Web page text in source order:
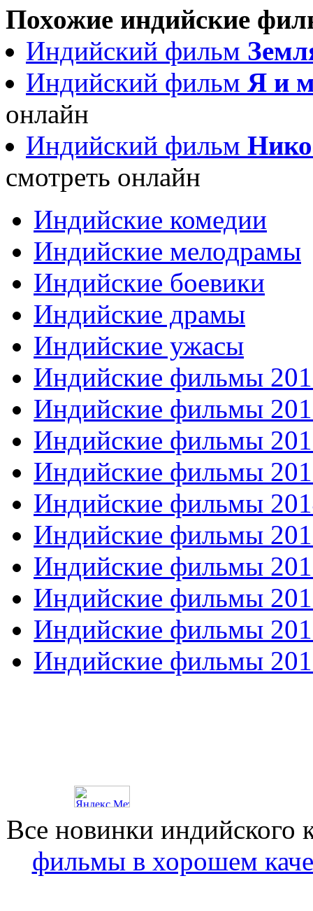
Похожие индийские
Индийский фильм
Индийский фильм Я и
онлайн
Индийский фильм
смотреть онлайн
Индийские комедии
Индийские мелодрамы
Индийские боевики
Индийские драмы
Индийские ужасы
Индийские фильмы
Индийские фильмы
Индийские фильмы
Индийские фильмы
Индийские фильмы
Индийские фильмы
Индийские фильмы
Индийские фильмы
Индийские фильмы
Индийские фильмы
Все новинки
фильмы в хорошем